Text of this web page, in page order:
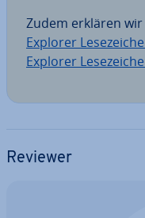
Zudem erklären wir
Explorer
Explorer
Reviewer